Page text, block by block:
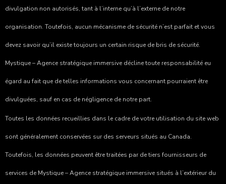
divulgation non autorisés, tant à l’interne qu’à l’externe de notre
organisation. Toutefois, aucun mécanisme de sécurité n’est parfait et vous
devez savoir qu’il existe toujours un certain risque de bris de sécurité.
Mystique – Agence stratégique immersive décline toute responsabilité eu
égard au fait que de telles informations vous concernant pourraient être
divulguées, sauf en cas de négligence de notre part.
Toutes les données recueillies dans le cadre de votre utilisation du site web
sont généralement conservées sur des serveurs situés au Canada.
Toutefois, les données peuvent être traitées par de tiers fournisseurs de
services de Mystique – Agence stratégique immersive situés à l’extérieur du